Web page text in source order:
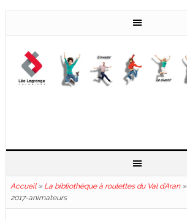
Accueil» La bibliothèque à roulettes du Val d’Aran»
2017-animateurs